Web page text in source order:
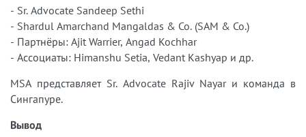
- Sr. Advocate Sandeep Sethi
- Shardul Amarchand Mangaldas & Co. (SAM & Co.)
- Партнёры: Ajit Warrier, Angad Kochhar
- Ассоциаты: Himanshu Setia, Vedant Kashyap и др.
MSA представляет Sr. Advocate Rajiv Nayar и команда в
Сингапуре.
Вывод